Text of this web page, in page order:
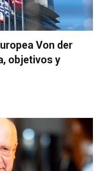
Von der
objetivos y